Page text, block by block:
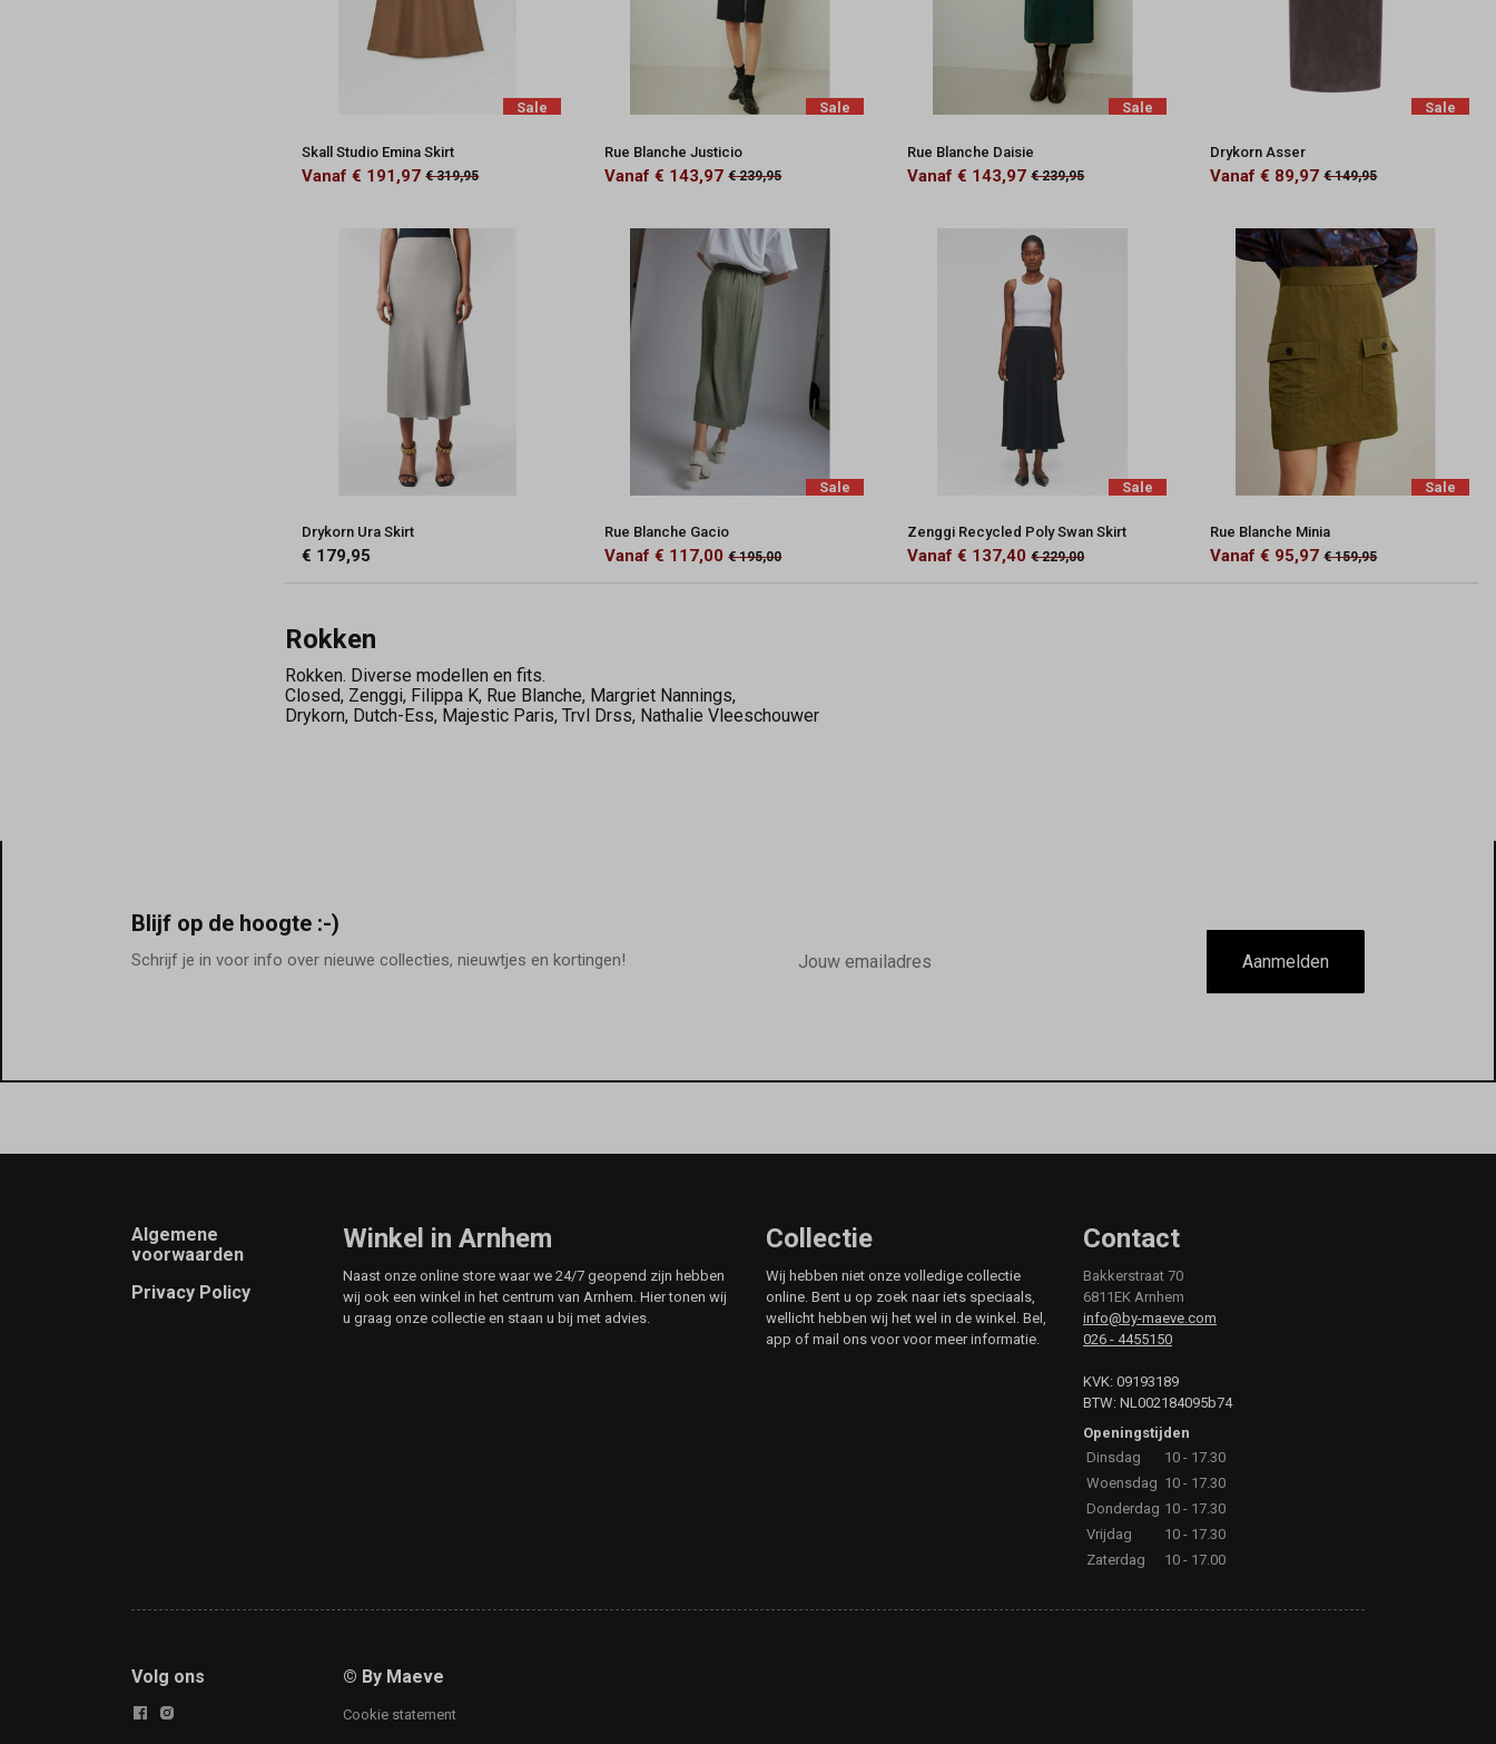
Sale
Skall Studio Emina Skirt
Vanaf € 191,97 € 319,95
Sale
Rue Blanche Justicio
Vanaf € 143,97 € 239,95
Sale
Rue Blanche Daisie
Vanaf € 143,97 € 239,95
Sale
Drykorn Asser
Vanaf € 89,97 € 149,95
Drykorn Ura Skirt
€ 179,95
Sale
Rue Blanche Gacio
Vanaf € 117,00 € 195,00
Sale
Zenggi Recycled Poly Swan Skirt
Vanaf € 137,40 € 229,00
Sale
Rue Blanche Minia
Vanaf € 95,97 € 159,95
Rokken
Rokken. Diverse modellen en fits.
Closed, Zenggi, Filippa K, Rue Blanche, Margriet Nannings,
Drykorn, Dutch-Ess, Majestic Paris, Trvl Drss, Nathalie Vleeschouwer
Blijf op de hoogte :-)
Schrijf je in voor info over nieuwe collecties, nieuwtjes en kortingen!
mailadres
Aanmelden
Footer
Algemene
voorwaarden
Privacy Policy
Winkel in Arnhem
Naast onze online store waar we 24/7 geopend zijn hebben
wij ook een winkel in het centrum van Arnhem. Hier tonen wij
u graag onze collectie en staan u bij met advies.
Collectie
Wij hebben niet onze volledige collectie
online. Bent u op zoek naar iets speciaals,
wellicht hebben wij het wel in de winkel. Bel,
app of mail ons voor voor meer informatie.
Contact
Bakkerstraat 70
6811EK Arnhem
info@by-maeve.com
026 - 4455150
KVK: 09193189
BTW: NL002184095b74
Openingstijden
Dinsdag
10 - 17.30
Woensdag 10 - 17.30
Donderdag 10 - 17.30
Vrijdag
10 - 17.30
Zaterdag
10 - 17.00
Volg ons © By Maeve
Cookie statement